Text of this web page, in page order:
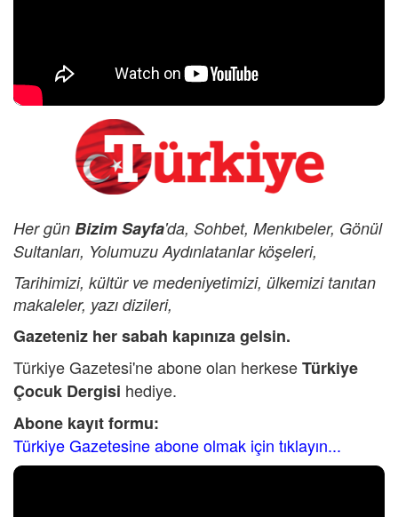
Her gün Bizim Sayfa'da, Sohbet, Menkıbeler, Gönül
Sultanları, Yolumuzu Aydınlatanlar köşeleri,
Tarihimizi, kültür ve medeniyetimizi, ülkemizi tanıtan
makaleler, yazı dizileri,
Gazeteniz her sabah kapınıza gelsin.
Türkiye Gazetesi'ne abone olan herkeseTürkiye
Çocuk Dergisi hediye.
Abone kayıt formu:
Türkiye Gazetesine abone olmak için tıklayın...